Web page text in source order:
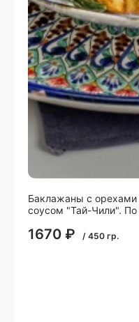
Баклажаны с орехами
соусом "Тай-Чили". По
1670 ₽ / 450 гр.